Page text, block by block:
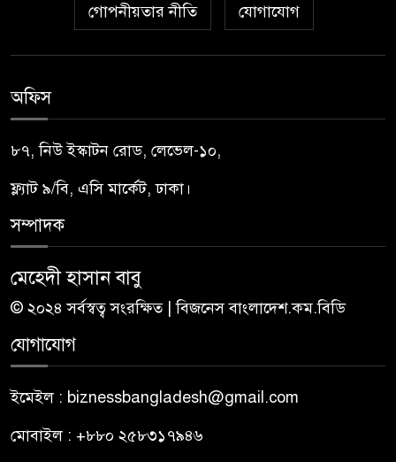
গোপনীয়তার নীতি যোগাযোগ
অফিস
৮৭, নিউ ইস্কাটন রোড, লেভেল-১০,
ফ্ল্যাট ৯/বি, এসি মার্কেট, ঢাকা।
সম্পাদক
মেহেদী হাসান বাবু
© ২০২৪ সর্বস্বত্ব সংরক্ষিত | বিজনেস বাংলাদেশ.কম.বিডি
যোগাযোগ
ইমেইল : biznessbangladesh@gmail.com
মোবাইল : +৮৮০ ২৫৮৩১৭৯৪৬